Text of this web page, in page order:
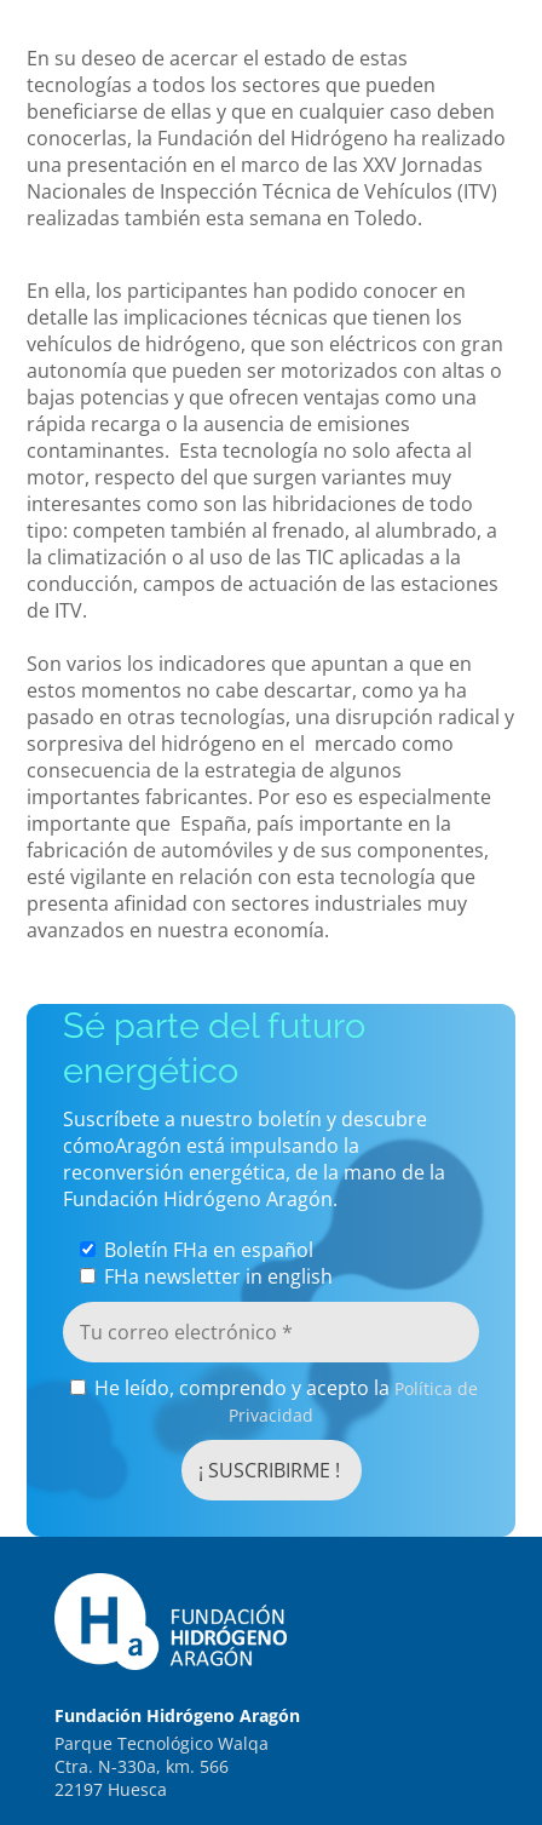
En su deseo de acercar el estado de estas
tecnologías a todos los sectores que pueden
beneficiarse de ellas y que en cualquier caso deben
conocerlas, la Fundación del Hidrógeno ha realizado
una presentación en el marco de las XXV Jornadas
Nacionales de Inspección Técnica de Vehículos (ITV)
realizadas también esta semana en Toledo.
En ella, los participantes han podido conocer en
detalle las implicaciones técnicas que tienen los
vehículos de hidrógeno, que son eléctricos con gran
autonomía que pueden ser motorizados con altas o
bajas potencias y que ofrecen ventajas como una
rápida recarga o la ausencia de emisiones
contaminantes. Esta tecnología no solo afecta al
motor, respecto del que surgen variantes muy
interesantes como son las hibridaciones de todo
tipo: competen también al frenado, al alumbrado, a
la climatización o al uso de las TIC aplicadas a la
conducción, campos de actuación de las estaciones
de ITV.
Son varios los indicadores que apuntan a que en
estos momentos no cabe descartar, como ya ha
pasado en otras tecnologías, una disrupción radical y
sorpresiva del hidrógeno en el mercado como
consecuencia de la estrategia de algunos
importantes fabricantes. Por eso es especialmente
importante que España, país importante en la
fabricación de automóviles y de sus componentes,
esté vigilante en relación con esta tecnología que
presenta afinidad con sectores industriales muy
avanzados en nuestra economía.
Sé parte del futuro
energético
Suscríbete a nuestro boletín y descubre
cómoAragón está impulsando la
reconversión energética, de la mano de la
Fundación Hidrógeno Aragón.
Boletín FHa en español
FHa newsletter in english
He leído, comprendo y acepto la Política de
Privacidad
Fundación Hidrógeno Aragón
Parque Tecnológico Walqa
Ctra. N-330a, km. 566
22197 Huesca